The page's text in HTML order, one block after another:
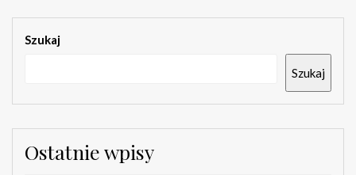
Szukaj
Szukaj
Ostatnie wpisy